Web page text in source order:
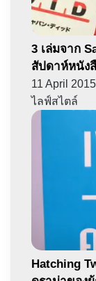
3 เล่มจาก
สัปดาห์หนัง
11 April 2015
ไลฟ์สไตล์
Hatching